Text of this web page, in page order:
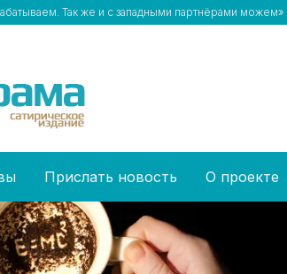
Так же и с западными партнёрами можем»
Прислать новость О проекте